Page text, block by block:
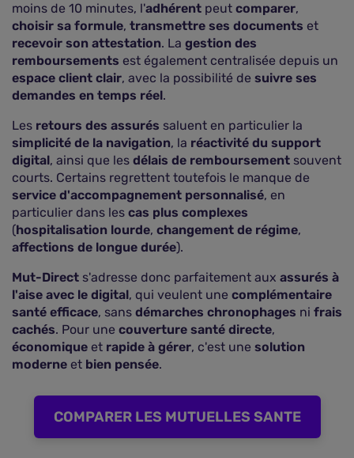
moins de 10 minutes, l'adhérent peut comparer,
choisir sa formule, transmettre ses documents et
recevoir son attestation. La gestion des
remboursements est également centralisée depuis un
espace client clair, avec la possibilité de suivre ses
demandes en temps réel.
Les retours des assurés saluent en particulier la
simplicité de la navigation, la réactivité du support
digital, ainsi que les délais de remboursement souvent
courts. Certains regrettent toutefois le manque de
service d'accompagnement personnalisé, en
particulier dans les cas plus complexes
(hospitalisation lourde, changement de régime,
affections de longue durée).
Mut-Direct s'adresse donc parfaitement aux assurés à
l'aise avec le digital, qui veulent une complémentaire
santé efficace, sans démarches chronophages ni frais
cachés. Pour une couverture santé directe,
économique et rapide à gérer, c'est une solution
moderne et bien pensée.
COMPARER LES MUTUELLES SANTE